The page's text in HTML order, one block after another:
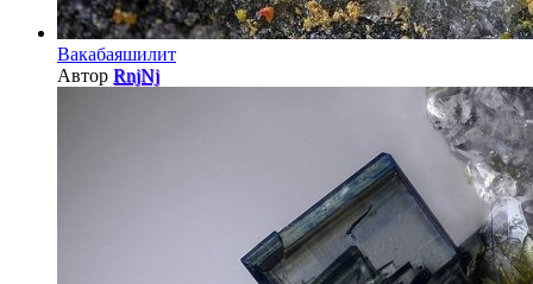
Вакабаяшилит
Автор RnjNj